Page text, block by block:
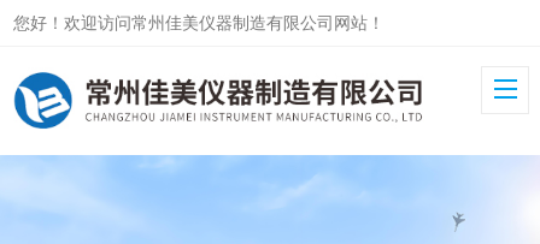
您好！欢迎访问常州佳美仪器制造有限公司网站！